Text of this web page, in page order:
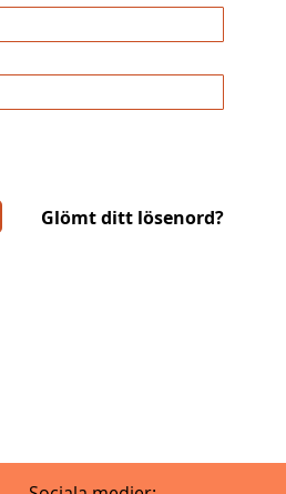
Glömt ditt lösenord?